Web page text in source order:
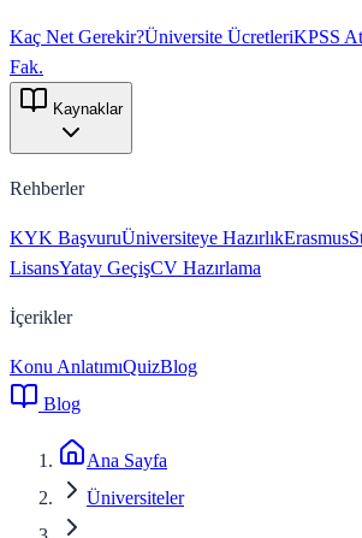
Kaç Net Gerekir?Üniversite ÜcretleriKPSS
Fak.
Kaynaklar
Rehberler
KYK BaşvuruÜniversiteye HazırlıkErasmus
LisansYatay GeçişCV Hazırlama
İçerikler
Konu AnlatımıQuizBlog
Blog
Ana Sayfa
Üniversiteler